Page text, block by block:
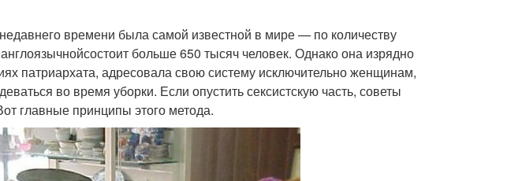
времени была самой известной в мире — по количеству
больше 650 тысяч человек. Однако она изрядно
патриархата, адресовала свою систему исключительно женщинам,
во время уборки. Если опустить сексистскую часть, советы
главные принципы этого метода.